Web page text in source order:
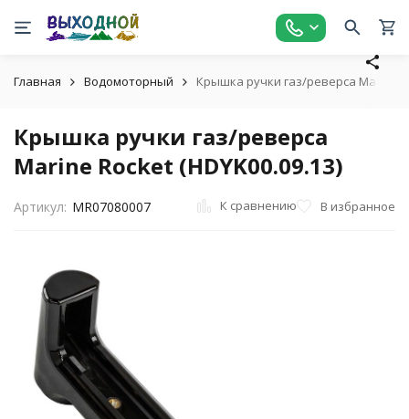
Главная Водомоторный Крышка ручки газ/реверса Marine
Крышка ручки газ/реверса
Marine Rocket (HDYK00.09.13)
Артикул: MR07080007 К сравнению В избранное